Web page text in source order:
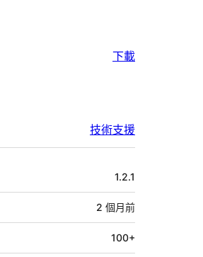
下載
技術支援
1.2.1
2 個月前
100+